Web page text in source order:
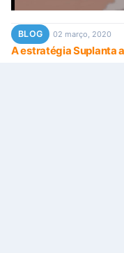
BLOG 02 março, 2020
A estratégia Suplanta